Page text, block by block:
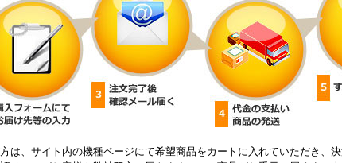
は、サイト内の機種ページにて希望商品をカートに入れていただき、